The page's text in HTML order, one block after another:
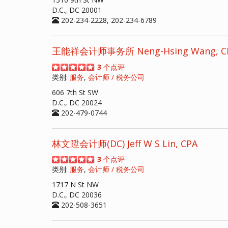
D.C., DC 20001
202-234-2228, 202-234-6789
王能祥会计师事务所 Neng-Hsing Wang,
3 个点评
类别: 服务, 会计师 / 税务公司
606 7th St SW
D.C., DC 20024
202-479-0744
林文陞会计师(DC) Jeff W S Lin, CPA
3 个点评
类别: 服务, 会计师 / 税务公司
1717 N St NW
D.C., DC 20036
202-508-3651